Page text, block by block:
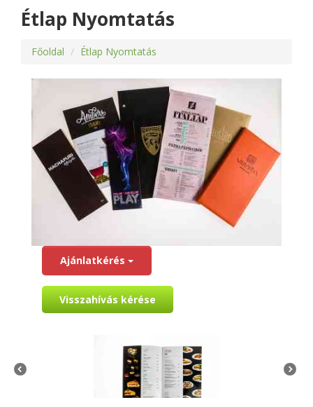
Étlap Nyomtatás
Főoldal Étlap Nyomtatás
Ajánlatkérés
Visszahívás kérése